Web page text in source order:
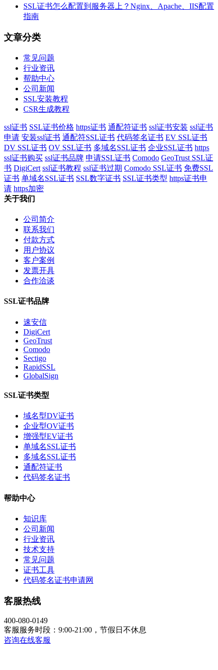
SSL证书怎么配置到服务器上？Nginx、Apache、IIS配置
指南
文章分类
常见问题
行业资讯
帮助中心
公司新闻
SSL安装教程
CSR生成教程
ssl证书 SSL证书价格 https证书 通配符证书 ssl证书安装 ssl证书
申请 安装ssl证书 通配符SSL证书 代码签名证书 EV SSL证书
DV SSL证书 OV SSL证书 多域名SSL证书 企业SSL证书 https
ssl证书购买 ssl证书品牌 申请SSL证书 Comodo GeoTrust SSL证
书 DigiCert ssl证书教程 ssl证书过期 Comodo SSL证书 免费SSL
证书 单域名SSL证书 SSL数字证书 SSL证书类型 https证书申
请 https加密
关于我们
公司简介
联系我们
付款方式
用户协议
客户案例
发票开具
合作洽谈
SSL证书品牌
速安信
DigiCert
GeoTrust
Comodo
Sectigo
RapidSSL
GlobalSign
SSL证书类型
域名型DV证书
企业型OV证书
增强型EV证书
单域名SSL证书
多域名SSL证书
通配符证书
代码签名证书
帮助中心
知识库
公司新闻
行业资讯
技术支持
常见问题
证书工具
代码签名证书申请网
客服热线
400-080-0149
客服服务时段：9:00-21:00，节假日不休息
咨询在线客服